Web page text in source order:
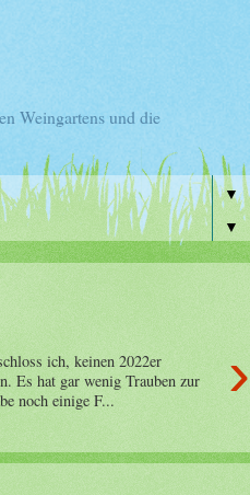
Weingartens und die
▼
▼
›
ich, keinen 2022er
Es hat gar wenig Trauben zur
noch einige F...